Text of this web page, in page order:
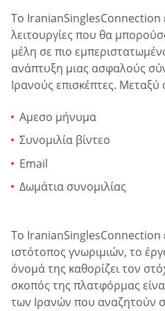
Το IranianSinglesConnection
λειτουργίες που θα
μέλη σε πιο
ανάπτυξη μιας ασφαλούς
Ιρανούς επισκέπτες. Μεταξύ
Αμεσο μήνυμα
Συνομιλία βίντεο
Email
Δωμάτια συνομιλίας
Το IranianSinglesConnection
ιστότοπος γνωριμιών, το
όνομά της καθορίζει τον
σκοπός της πλατφόρμας
των Ιρανών που αναζητούν